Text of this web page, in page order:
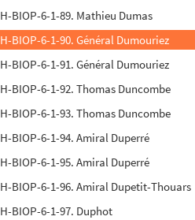
H-BIOP-6-1-89. Mathieu Dumas
H-BIOP-6-1-90. Général Dumouriez
H-BIOP-6-1-91. Général Dumouriez
H-BIOP-6-1-92. Thomas Duncombe
H-BIOP-6-1-93. Thomas Duncombe
H-BIOP-6-1-94. Amiral Duperré
H-BIOP-6-1-95. Amiral Duperré
H-BIOP-6-1-96. Amiral Dupetit-Thouars
H-BIOP-6-1-97. Duphot